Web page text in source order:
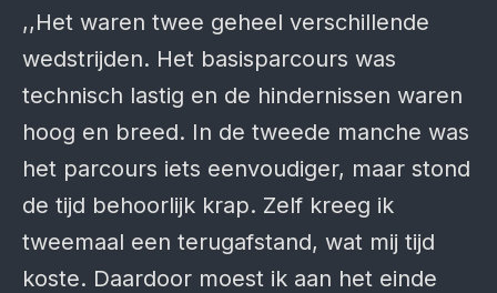
,,Het waren twee geheel verschillende
wedstrijden. Het basisparcours was
technisch lastig en de hindernissen waren
hoog en breed. In de tweede manche was
het parcours iets eenvoudiger, maar stond
de tijd behoorlijk krap. Zelf kreeg ik
tweemaal een terugafstand, wat mij tijd
koste. Daardoor moest ik aan het einde